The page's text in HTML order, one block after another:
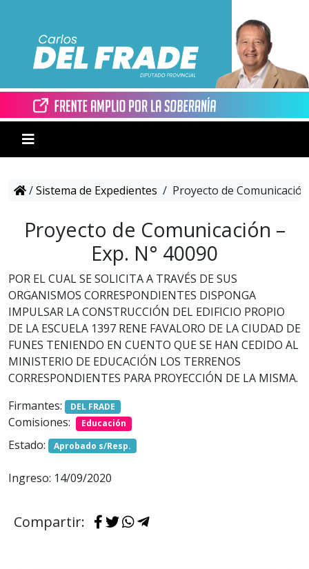
/Sistema de Expedientes / Proyecto de
Proyecto de Comunicación –
Exp. N° 40090
POR EL CUAL SE SOLICITA A TRAVÉS DE SUS
ORGANISMOS CORRESPONDIENTES DISPONGA
IMPULSAR LA CONSTRUCCIÓN DEL EDIFICIO PROPIO
DE LA ESCUELA 1397 RENE FAVALORO DE LA CIUDAD DE
FUNES TENIENDO EN CUENTO QUE SE HAN CEDIDO AL
MINISTERIO DE EDUCACIÓN LOS TERRENOS
CORRESPONDIENTES PARA PROYECCIÓN DE LA MISMA.
Firmantes:
DEL FRADE
Comisiones: Educación
Estado: Aprobado s/Resp.
Ingreso: 14/09/2020
Compartir: